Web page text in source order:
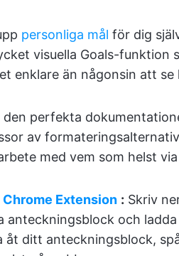
personliga mål för dig
visuella Goals-funktion
enklare än någonsin att se
den perfekta
av
med vem som helst via
Chrome Extension : Skriv
anteckningsblock och
åt ditt anteckningsblock,